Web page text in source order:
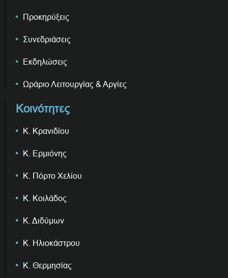
Προκηρύξεις
Συνεδριάσεις
Εκδηλώσεις
Ωράριο Λειτουργίας & Αργίες
Κοινότητες
Κ. Κρανιδίου
Κ. Ερμιόνης
Κ. Πόρτο Χελίου
Κ. Κοιλάδος
Κ. Διδύμων
Κ. Ηλιοκάστρου
Κ. Θερμησίας